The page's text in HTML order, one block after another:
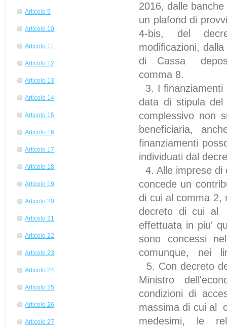
Articolo 9
Articolo 10
Articolo 11
Articolo 12
Articolo 13
Articolo 14
Articolo 15
Articolo 16
Articolo 17
Articolo 18
Articolo 19
Articolo 20
Articolo 21
Articolo 22
Articolo 23
Articolo 24
Articolo 25
Articolo 26
Articolo 27
2016, dalle
un plafond di
4-bis, del
modificazioni,
di Cassa
comma 8.
3. I finanziamenti
data di stipula
complessivo
beneficiaria,
finanziamenti
individuati dal
4. Alle imprese
concede un
di cui al comma
decreto di cui al
effettuata in piu'
sono concessi
comunque, nei
5. Con decreto
Ministro
condizioni di
massima di cui
medesimi, le